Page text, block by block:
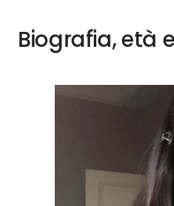
Biografia, età